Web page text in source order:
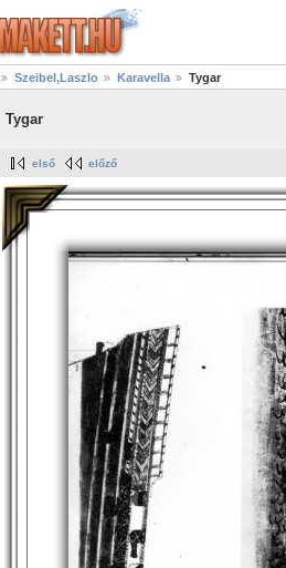
Szeibel,Laszlo Karavella Tygar
Tygar
első előző